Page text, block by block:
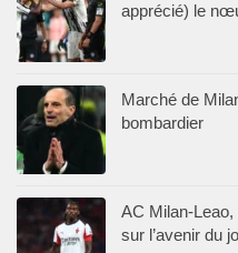
apprécié) le
Marché de
bombardier
AC Milan-
sur l’avenir du